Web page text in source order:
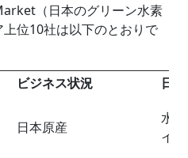
（日本のグリーン水素
位10社は以下のとおりで
ビジネス状況
日
日本原産
水
イ